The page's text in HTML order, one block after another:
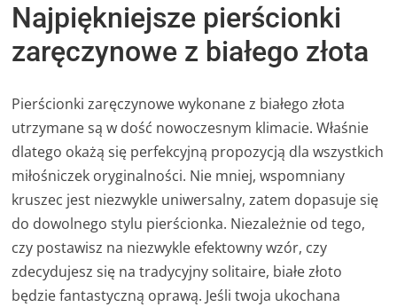
Najpiękniejsze pierścionki
zaręczynowe z białego złota
Pierścionki zaręczynowe wykonane z białego złota
utrzymane są w dość nowoczesnym klimacie. Właśnie
dlatego okażą się perfekcyjną propozycją dla wszystkich
miłośniczek oryginalności. Nie mniej, wspomniany
kruszec jest niezwykle uniwersalny, zatem dopasuje się
do dowolnego stylu pierścionka. Niezależnie od tego,
czy postawisz na niezwykle efektowny wzór, czy
zdecydujesz się na tradycyjny solitaire, białe złoto
będzie fantastyczną oprawą. Jeśli twoja ukochana